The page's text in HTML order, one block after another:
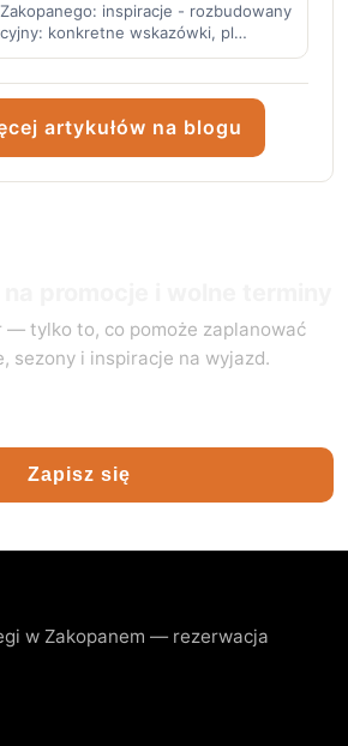
inspiracje - rozbudowany
konkretne wskazówki, pl…
artykułów na blogu
tylko to, co pomoże zaplanować
sezony i inspiracje na wyjazd.
Zapisz się
w Zakopanem — rezerwacja